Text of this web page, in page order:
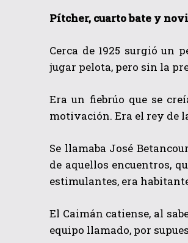
Pítcher, cuarto bate y
Cerca de 1925 surgió un
jugar pelota, pero sin la
Era un fiebrúo que se
motivación. Era el rey de
Se llamaba José
de aquellos encuentros,
estimulantes, era
El Caimán catiense, al
equipo llamado, por